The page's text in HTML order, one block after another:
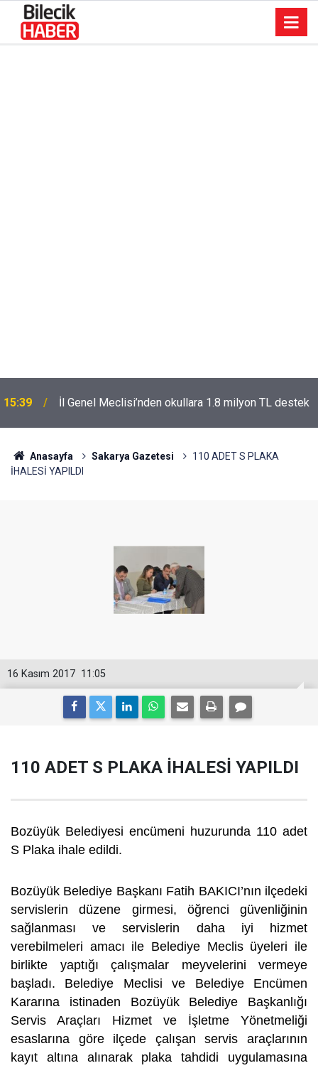
15:39 İl Genel Meclisi’nden okullara 1.8 milyon TL destek
Anasayfa Sakarya Gazetesi
110 ADET S PLAKA
İHALESİ YAPILDI
11:05
16 Kasım 2017
110 ADET S PLAKA İHALESİ YAPILDI
Bozüyük Belediyesi encümeni huzurunda 110 adet
S Plaka ihale edildi.
Bozüyük Belediye Başkanı Fatih BAKICI’nın ilçedeki
servislerin düzene girmesi, öğrenci güvenliğinin
sağlanması ve servislerin daha iyi hizmet
verebilmeleri amacı ile Belediye Meclis üyeleri ile
birlikte yaptığı çalışmalar meyvelerini vermeye
başladı. Belediye Meclisi ve Belediye Encümen
Kararına istinaden Bozüyük Belediye Başkanlığı
Servis Araçları Hizmet ve İşletme Yönetmeliği
esaslarına göre ilçede çalışan servis araçlarının
kayıt altına alınarak plaka tahdidi uygulamasına